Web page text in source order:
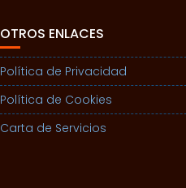
OTROS ENLACES
Política de Privacidad
Política de Cookies
Carta de Servicios